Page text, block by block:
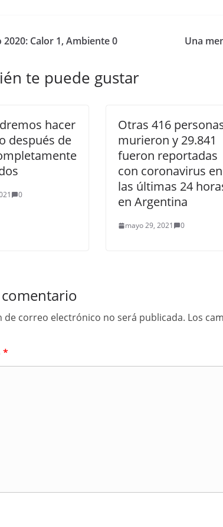
2020: Calor 1, Ambiente 0 Una
te puede gustar
hacer
después de
0
Otras 416
murieron y 29.841
fueron reportadas
con coronavirus en
las últimas 24
en Argentina
mayo 29, 2021 0
de correo electrónico no será publicada. Los
*